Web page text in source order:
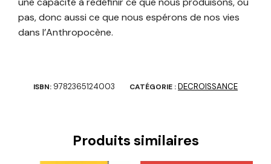
pas, donc aussi ce que nous espérons de nos vies
dans l’Anthropocène.
ISBN: 9782365124003 CATÉGORIE :DECROISSANCE
Produits similaires